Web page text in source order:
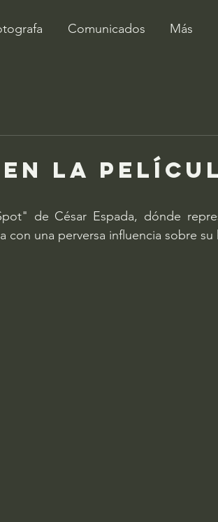
Comunicados Más
la
de César Espada, dónde
con una perversa influencia sobre su